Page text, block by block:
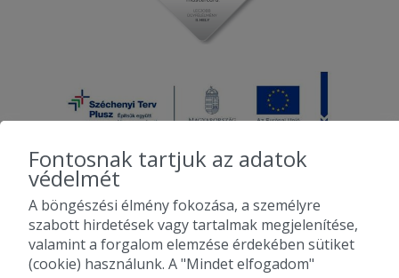
2010-2026 Copyright - Falatozz.hu - Diston-line Kft.
Pizza, gyros, hamburger, menük kedvező áron, egy helyen az összes
étterem ajánlata.
Fontosnak tartjuk az adatok
védelmét
A böngészési élmény fokozása, a személyre
szabott hirdetések vagy tartalmak megjelenítése,
valamint a forgalom elemzése érdekében sütiket
(cookie) használunk. A "Mindet elfogadom"